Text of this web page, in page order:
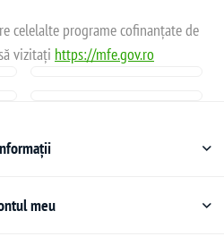
celelalte programe cofinanțate de
vizitați https://mfe.gov.ro
meu